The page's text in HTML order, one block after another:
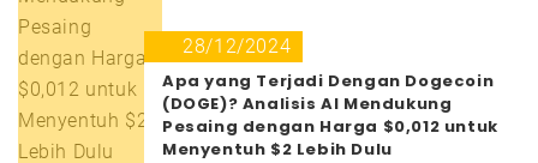
28/12/2024
Apa yang Terjadi Dengan Dogecoin
(DOGE)? Analisis AI Mendukung
Pesaing dengan Harga $0,012 untuk
Menyentuh $2 Lebih Dulu